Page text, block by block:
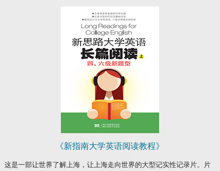
章阅读
理解和
实战演
练。前
四个章
节均
由“试题
特点及
解题思
路”和“单
项练习
析”两部
《新指南大学英语阅读教程》
这是一部让世界了解上海，让上海走向世界的大型记实性记录片。片